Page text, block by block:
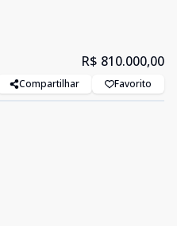
R$ 810.000,00
Compartilhar Favorito